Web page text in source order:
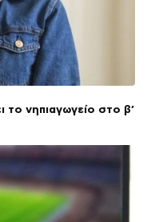
το νηπιαγωγείο στο β’